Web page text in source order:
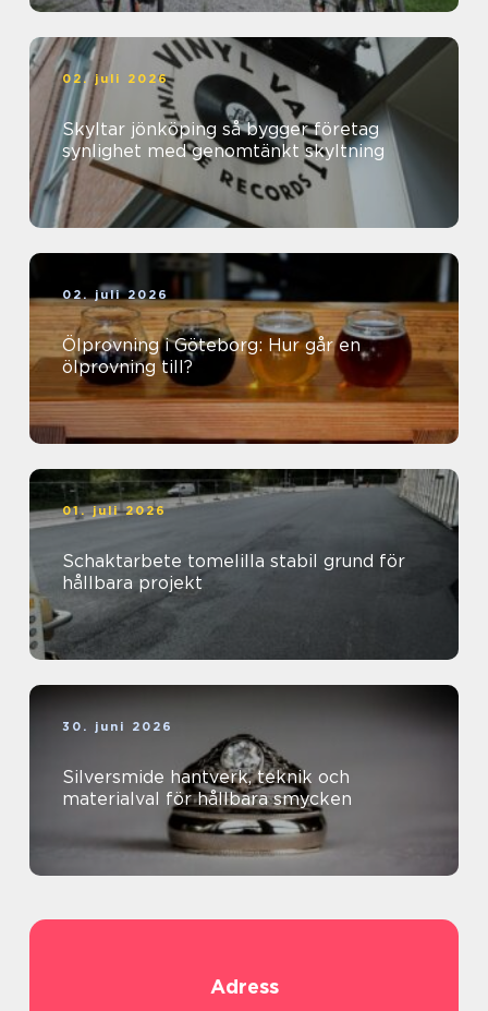
02. juli 2026
Skyltar jönköping så bygger företag
synlighet med genomtänkt skyltning
02. juli 2026
Ölprovning i Göteborg: Hur går en
ölprovning till?
01. juli 2026
Schaktarbete tomelilla stabil grund för
hållbara projekt
30. juni 2026
Silversmide hantverk, teknik och
materialval för hållbara smycken
Adress